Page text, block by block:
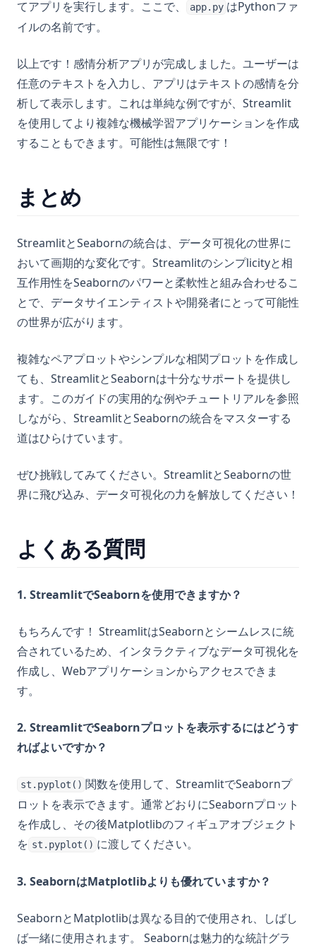
てアプリを実行します。ここで、 app.py はPythonファ
イルの名前です。
以上です！感情分析アプリが完成しました。ユーザーは
任意のテキストを入力し、アプリはテキストの感情を分
析して表示します。これは単純な例ですが、Streamlit
を使用してより複雑な機械学習アプリケーションを作成
することもできます。可能性は無限です！
まとめ
StreamlitとSeabornの統合は、データ可視化の世界に
おいて画期的な変化です。Streamlitのシンプlicityと相
互作用性をSeabornのパワーと柔軟性と組み合わせるこ
とで、データサイエンティストや開発者にとって可能性
の世界が広がります。
複雑なペアプロットやシンプルな相関プロットを作成し
ても、StreamlitとSeabornは十分なサポートを提供し
ます。このガイドの実用的な例やチュートリアルを参照
しながら、StreamlitとSeabornの統合をマスターする
道はひらけています。
ぜひ挑戦してみてください。StreamlitとSeabornの世
界に飛び込み、データ可視化の力を解放してください！
よくある質問
1. StreamlitでSeabornを使用できますか？
もちろんです！ StreamlitはSeabornとシームレスに統
合されているため、インタラクティブなデータ可視化を
作成し、Webアプリケーションからアクセスできま
す。
2. StreamlitでSeabornプロットを表示するにはどうす
ればよいですか？
st.pyplot() 関数を使用して、StreamlitでSeabornプ
ロットを表示できます。通常どおりにSeabornプロット
を作成し、その後Matplotlibのフィギュアオブジェクト
を st.pyplot() に渡してください。
3. SeabornはMatplotlibよりも優れていますか？
SeabornとMatplotlibは異なる目的で使用され、しばし
ば一緒に使用されます。 Seabornは魅力的な統計グラ